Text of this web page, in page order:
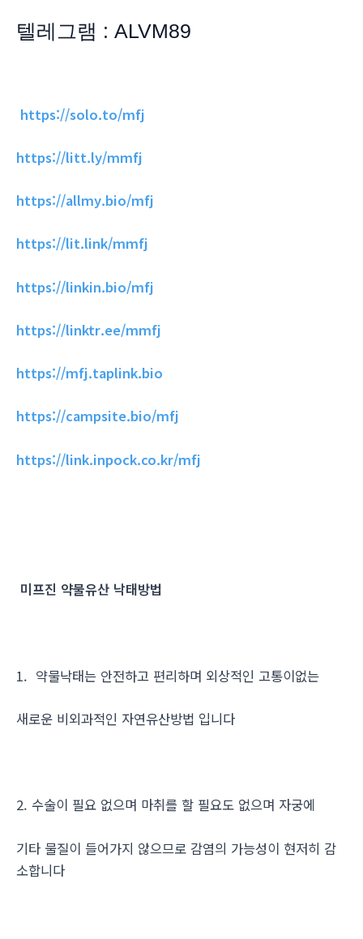
텔레그램 : ALVM89
https://solo.to/mfj
https://litt.ly/mmfj
https://allmy.bio/mfj
https://lit.link/mmfj
https://linkin.bio/mfj
https://linktr.ee/mmfj
https://mfj.taplink.bio
https://campsite.bio/mfj
https://link.inpock.co.kr/mfj
미프진 약물유산 낙태방법
1. 약물낙태는 안전하고 편리하며 외상적인 고통이없는
새로운 비외과적인 자연유산방법 입니다
2. 수술이 필요 없으며 마취를 할 필요도 없으며 자궁에
기타 물질이 들어가지 않으므로 감염의 가능성이 현저히 감
소합니다